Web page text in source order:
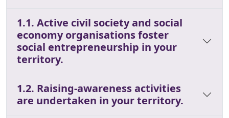
1.1. Active civil society and social
economy organisations foster
social entrepreneurship in your
territory.
1.2. Raising-awareness activities
are undertaken in your territory.